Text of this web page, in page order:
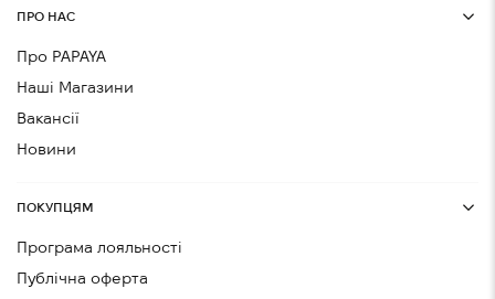
ПРО НАС
Про PAPAYA
Наші Магазини
Вакансії
Новини
ПОКУПЦЯМ
Програма лояльності
Публічна оферта